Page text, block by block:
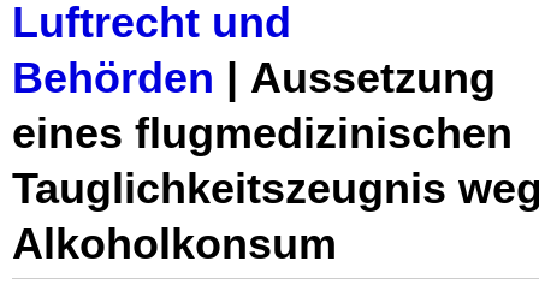
Luftrecht und
Behörden | Aussetzung
eines flugmedizinischen
Tauglichkeitszeugnis
Alkoholkonsum